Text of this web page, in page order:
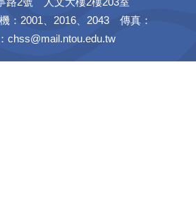
：2001、2016、2043 傳真：